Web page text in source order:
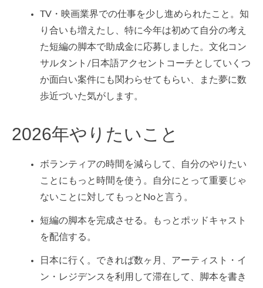
TV・映画業界での仕事を少し進められたこと。知
り合いも増えたし、特に今年は初めて自分の考え
た短編の脚本で助成金に応募しました。文化コン
サルタント/日本語アクセントコーチとしていくつ
か面白い案件にも関わらせてもらい、また夢に数
歩近づいた気がします。
2026年やりたいこと
ボランティアの時間を減らして、自分のやりたい
ことにもっと時間を使う。自分にとって重要じゃ
ないことに対してもっとNoと言う。
短編の脚本を完成させる。もっとポッドキャスト
を配信する。
日本に行く。できれば数ヶ月、アーティスト・イ
ン・レジデンスを利用して滞在して、脚本を書き